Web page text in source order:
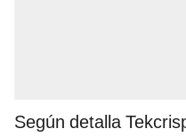
Según detalla